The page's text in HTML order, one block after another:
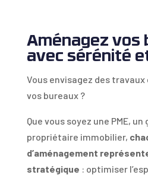
Aménagez vos
avec sérénité
Vous envisagez des
vos bureaux ?
Que vous soyez une PME,
propriétaire immobilier,
d’aménagement
stratégique : optimiser